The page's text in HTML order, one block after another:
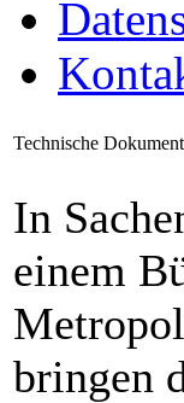
Technische
In
einem
bringen